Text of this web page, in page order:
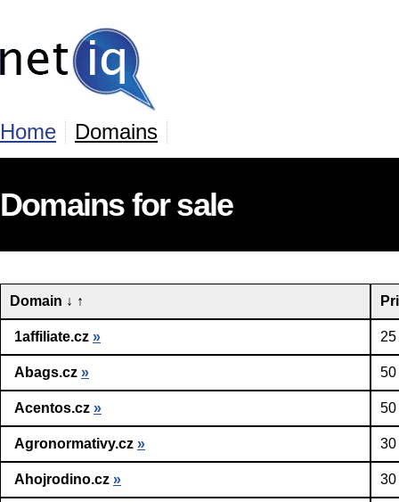
Home Domains
Domains for sale
Domain ↓ ↑
1affiliate.cz »
Abags.cz » 50
Acentos.cz » 50
Agronormativy.cz » 30
Ahojrodino.cz » 30